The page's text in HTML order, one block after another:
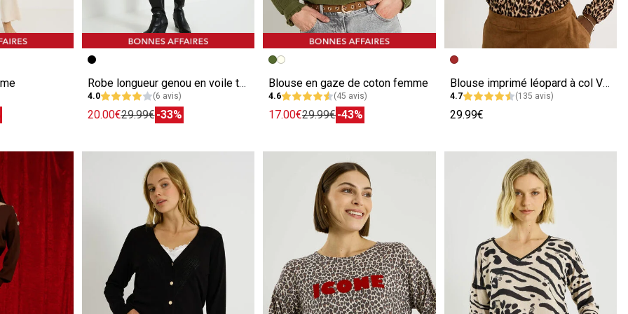
Image précédente
Image suivante
Robe longueur genou en voile texturé
4.0 (6 avis)
20.00€29.99€-33%
Image précédente
Image suivante
Blouse en gaze de coton femme
4.6 (45 avis)
17.00€29.99€-43%
Image précédente
Image suivante
Blouse imprimé léopard à col V femme
4.7 (135 avis)
29.99€